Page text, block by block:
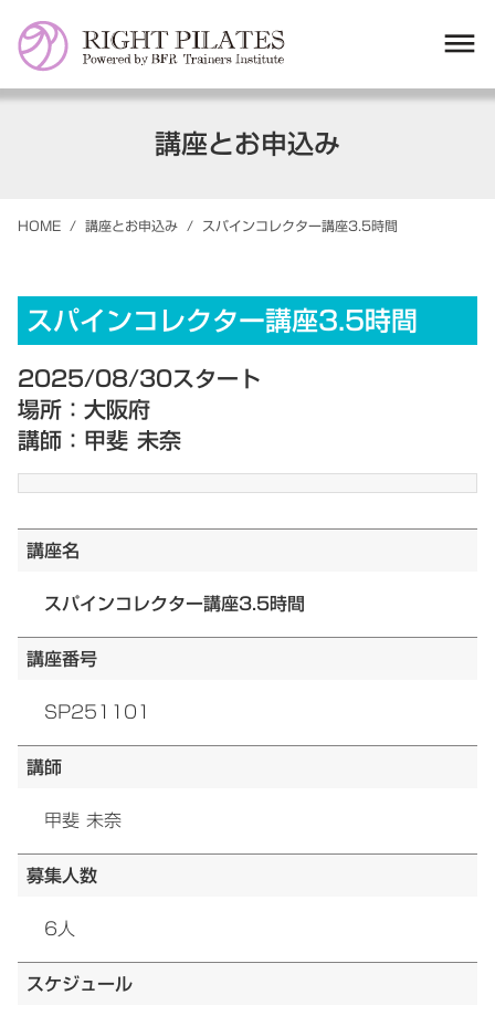
講座とお申込み
HOME / 講座とお申込み / スパインコレクター講座3.5時間
スパインコレクター講座3.5時間
2025/08/30スタート
場所：大阪府
講師：甲斐 未奈
講座名
スパインコレクター講座3.5時間
講座番号
SP251101
講師
甲斐 未奈
募集人数
6人
スケジュール
dehaze